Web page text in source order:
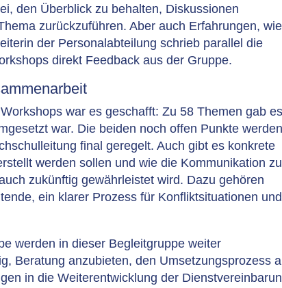
den Überblick zu behalten, Diskussionen
zurückzuführen. Aber auch Erfahrungen, wie
der Personalabteilung schrieb parallel die
direkt Feedback aus der Gruppe.
war es geschafft: Zu 58 Themen gab es
war. Die beiden noch offen Punkte werden
final geregelt. Auch gibt es konkrete
werden sollen und wie die Kommunikation
zukünftig gewährleistet wird. Dazu gehören
ein klarer Prozess für Konfliktsituationen
werden in dieser Begleitgruppe weiter
Beratung anzubieten, den Umsetzungsprozess
in die Weiterentwicklung der